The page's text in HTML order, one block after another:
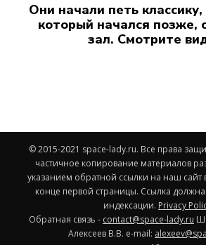
Они начали петь
который начался позже,
зал. Смотрите
© 2015-2021 space-lady.ru. Все права
частичное копирование материалов
указанием обратной ссылки на наш сайт
конце первой страницы. Ссылка
индексации. Privacy
Обратная связь - contact@space-lady.ru
Алексеев В.В. e-mail: